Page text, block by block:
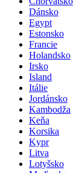
Dánsko
Egypt
Estonsko
Francie
Holandsko
Irsko
Island
Itálie
Jordánsko
Kambodža
Keňa
Korsika
Kypr
Litva
Lotyšsko